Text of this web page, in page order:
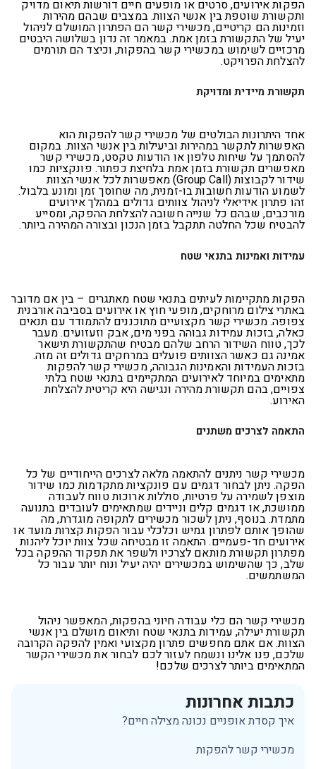
הפקות אירועים, סרטים או מופעים חיים דורשות תיאום מדויק
ותקשורת שוטפת בין אנשי הצוות. במצבים שבהם מהירות
וזמינות הם קריטיים, מכשירי קשר הם הפתרון המושלם לניהול
יעיל של התקשורת בזמן אמת. במאמר זה נדון בשלושה היבטים
מרכזיים לשימוש במכשירי קשר בהפקות, וכיצד הם תורמים
להצלחת הפרויקט.
תקשורת מיידית ומדויקת
אחד היתרונות הבולטים של מכשירי קשר להפקות הוא
האפשרות לתקשר במהירות וביעילות בין אנשי הצוות. במקום
להסתמך על שיחות טלפון או הודעות טקסט, מכשירי קשר
מאפשרים תקשורת בזמן אמת בלחיצת כפתור. פונקציות כמו
שידור לקבוצות(Group Call)מאפשרות לכל אנשי הצוות
לשמוע הודעות חשובות בו-זמנית, מה שחוסך זמן ומונע בלבול.
זהו פתרון אידיאלי לניהול צוותים גדולים במהלך אירועים
מורכבים, שבהם כל שנייה חשובה להצלחת ההפקה, ומסייע
להבטיח שכל החלטה תתקבל בזמן הנכון ובצורה המהירה ביותר.
עמידות ואמינות בתנאי שטח
הפקות מתקיימות לעיתים בתנאי שטח מאתגרים – בין אם מדובר
באתרי צילום מרוחקים, מופעי חוץ או אירועים בסביבה אורבנית
צפופה. מכשירי קשר מקצועיים מתוכננים להתמודד עם תנאים
כאלה, בזכות עמידות גבוהה בפני מים, אבק וזעזועים. מעבר
לכך, טווח השידור הרחב שלהם מבטיח שהתקשורת תישאר
אמינה גם כאשר הצוותים פועלים במרחקים גדולים זה מזה.
בזכות העמידות והאמינות הגבוהה, מכשירי קשר להפקות
מתאימים במיוחד לאירועים המתקיימים בתנאי שטח בלתי
צפויים, בהם תקשורת מהירה ונגישה היא קריטית להצלחת
האירוע.
התאמה לצרכים משתנים
מכשירי קשר ניתנים להתאמה מלאה לצרכים הייחודיים של כל
הפקה. ניתן לבחור דגמים עם פונקציות מתקדמות כמו שידור
מוצפן לשמירה על פרטיות, סוללות ארוכות טווח לעבודה
ממושכת, או דגמים קלים וניידים שמתאימים לעובדים בתנועה
מתמדת. בנוסף, ניתן לשכור מכשירים לתקופה מוגדרת, מה
שהופך אותם לפתרון גמיש וכלכלי עבור הפקות קצרות מועד או
אירועים חד-פעמיים. התאמה זו מבטיחה שכל צוות יוכל ליהנות
מפתרון תקשורת מותאם לצרכיו ולשפר את תפקוד ההפקה בכל
שלב, כך שהשימוש במכשירים יהיה יעיל ונוח יותר עבור כל
המשתמשים.
מכשירי קשר הם כלי עבודה חיוני בהפקות, המאפשר ניהול
תקשורת יעילה, עמידות בתנאי שטח ותיאום מושלם בין אנשי
הצוות. אם אתם מחפשים פתרון מקצועי ואמין להפקה הקרובה
שלכם, פנו אלינו ונשמח לעזור לכם לבחור את מכשירי הקשר
המתאימים ביותר לצרכים שלכם!
כתבות אחרונות
איך קסדת אופניים נכונה מצילה חיים?
מכשירי קשר להפקות